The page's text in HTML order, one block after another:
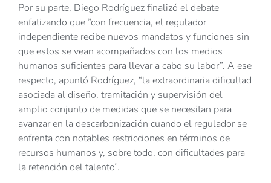
Por su parte, Diego Rodríguez finalizó el debate
enfatizando que ”con frecuencia, el regulador
independiente recibe nuevos mandatos y funciones sin
que estos se vean acompañados con los medios
humanos suficientes para llevar a cabo su labor”. A ese
respecto, apuntó Rodríguez, “la extraordinaria dificultad
asociada al diseño, tramitación y supervisión del
amplio conjunto de medidas que se necesitan para
avanzar en la descarbonización cuando el regulador se
enfrenta con notables restricciones en términos de
recursos humanos y, sobre todo, con dificultades para
la retención del talento”.